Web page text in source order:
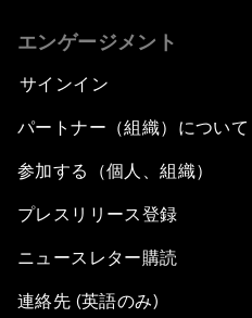
エンゲージメント
サインイン
パートナー（組織）について
参加する（個人、組織）
プレスリリース登録
ニュースレター購読
連絡先 (英語のみ)